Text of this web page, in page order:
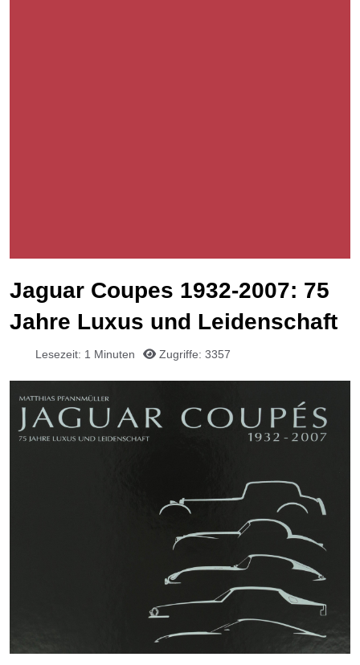
Jaguar Coupes 1932-2007: 75
Jahre Luxus und Leidenschaft
Lesezeit: 1 Minuten Zugriffe: 3357